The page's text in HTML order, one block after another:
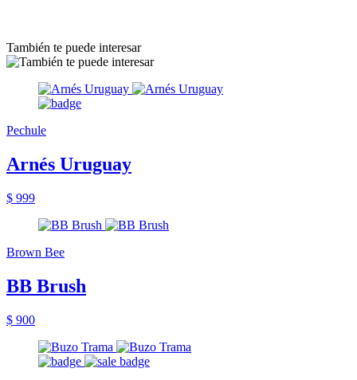
También te puede interesar
Pechule
Arnés Uruguay
$ 999
Brown Bee
BB Brush
$ 900